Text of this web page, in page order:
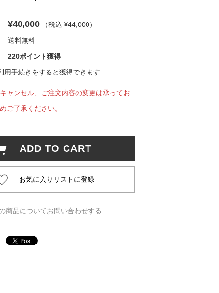
屋
崎
店
屋
¥40,000 （税込 ¥44,000）
送料無料
220ポイント獲得
用手続き をすると獲得できます
ャンセル、ご注文内容の変更は承ってお
ご了承ください。
ADD TO CART
商品についてお問い合わせする